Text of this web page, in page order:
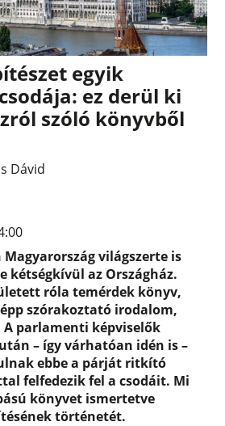
egyik
ez derül ki
szóló könyvből
Dávid
Magyarország világszerte is
kétségkívül az Országház.
róla temérdek könyv,
szórakoztató irodalom,
parlamenti képviselők
– így várhatóan idén is –
ebbe a párját ritkító
felfedezik fel a csodáit. Mi
könyvet ismertetve
történetét.